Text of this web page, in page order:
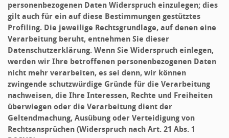
personenbezogenen Daten Widerspruch einzulegen; dies
gilt auch für ein auf diese Bestimmungen gestütztes
Profiling. Die jeweilige Rechtsgrundlage, auf denen eine
Verarbeitung beruht, entnehmen Sie dieser
Datenschutzerklärung. Wenn Sie Widerspruch einlegen,
werden wir Ihre betroffenen personenbezogenen Daten
nicht mehr verarbeiten, es sei denn, wir können
zwingende schutzwürdige Gründe für die Verarbeitung
nachweisen, die Ihre Interessen, Rechte und Freiheiten
überwiegen oder die Verarbeitung dient der
Geltendmachung, Ausübung oder Verteidigung von
Rechtsansprüchen (Widerspruch nach Art. 21 Abs. 1